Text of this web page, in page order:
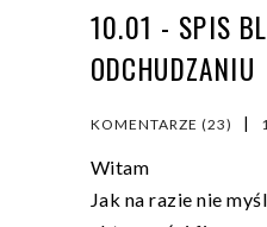
10.01 - SPIS
ODCHUDZANIU
KOMENTARZE (23) |
Witam
Jak na razie nie